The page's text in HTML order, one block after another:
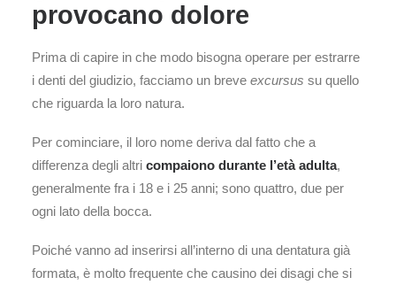
provocano dolore
Prima di capire in che modo bisogna operare per estrarre
i denti del giudizio, facciamo un breve excursus su quello
che riguarda la loro natura.
Per cominciare, il loro nome deriva dal fatto che a
differenza degli altri compaiono durante l’età adulta,
generalmente fra i 18 e i 25 anni; sono quattro, due per
ogni lato della bocca.
Poiché vanno ad inserirsi all’interno di una dentatura già
formata, è molto frequente che causino dei disagi che si